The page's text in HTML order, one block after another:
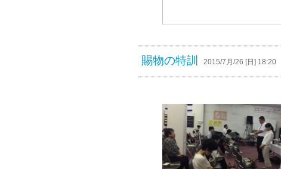
賜物の特訓 2015/7月/26 [日] 18:20